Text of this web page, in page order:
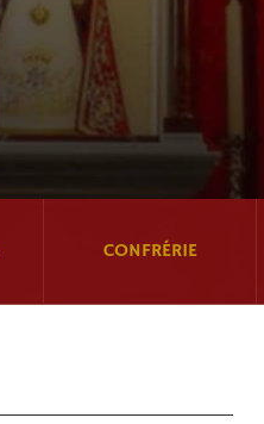
CONFRÉRIE